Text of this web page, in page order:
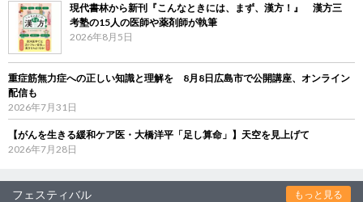
現代書林から新刊『こんなときには、まず、漢方！』 漢方三
考塾の15人の医師や薬剤師が執筆
2026年8月5日
重症筋無力症への正しい知識と理解を 8月8日広島市で公開講座、オンライン
配信も
2026年7月31日
【がんを生きる緩和ケア医・大橋洋平「足し算命」】天空を見上げて
2026年7月28日
フェスティバル もっと見る